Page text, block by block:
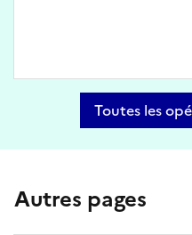
Toutes les
Autres pages